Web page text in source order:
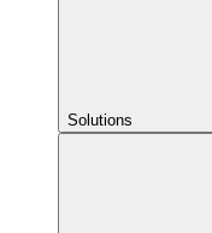
Solutions